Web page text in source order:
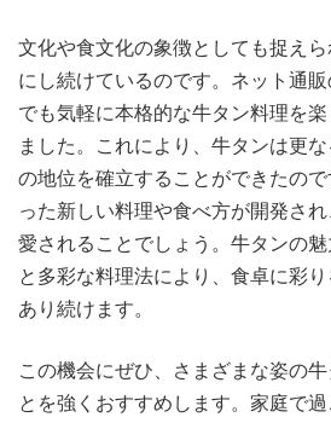
文化や食文化の象徴としても捉え
にし続けているのです。ネット通
でも気軽に本格的な牛タン料理を
ました。これにより、牛タンは更
の地位を確立することができたの
った新しい料理や食べ方が開発さ
愛されることでしょう。牛タンの
と多彩な料理法により、食卓に彩
あり続けます。
この機会にぜひ、さまざまな姿の
とを強くおすすめします。家庭で